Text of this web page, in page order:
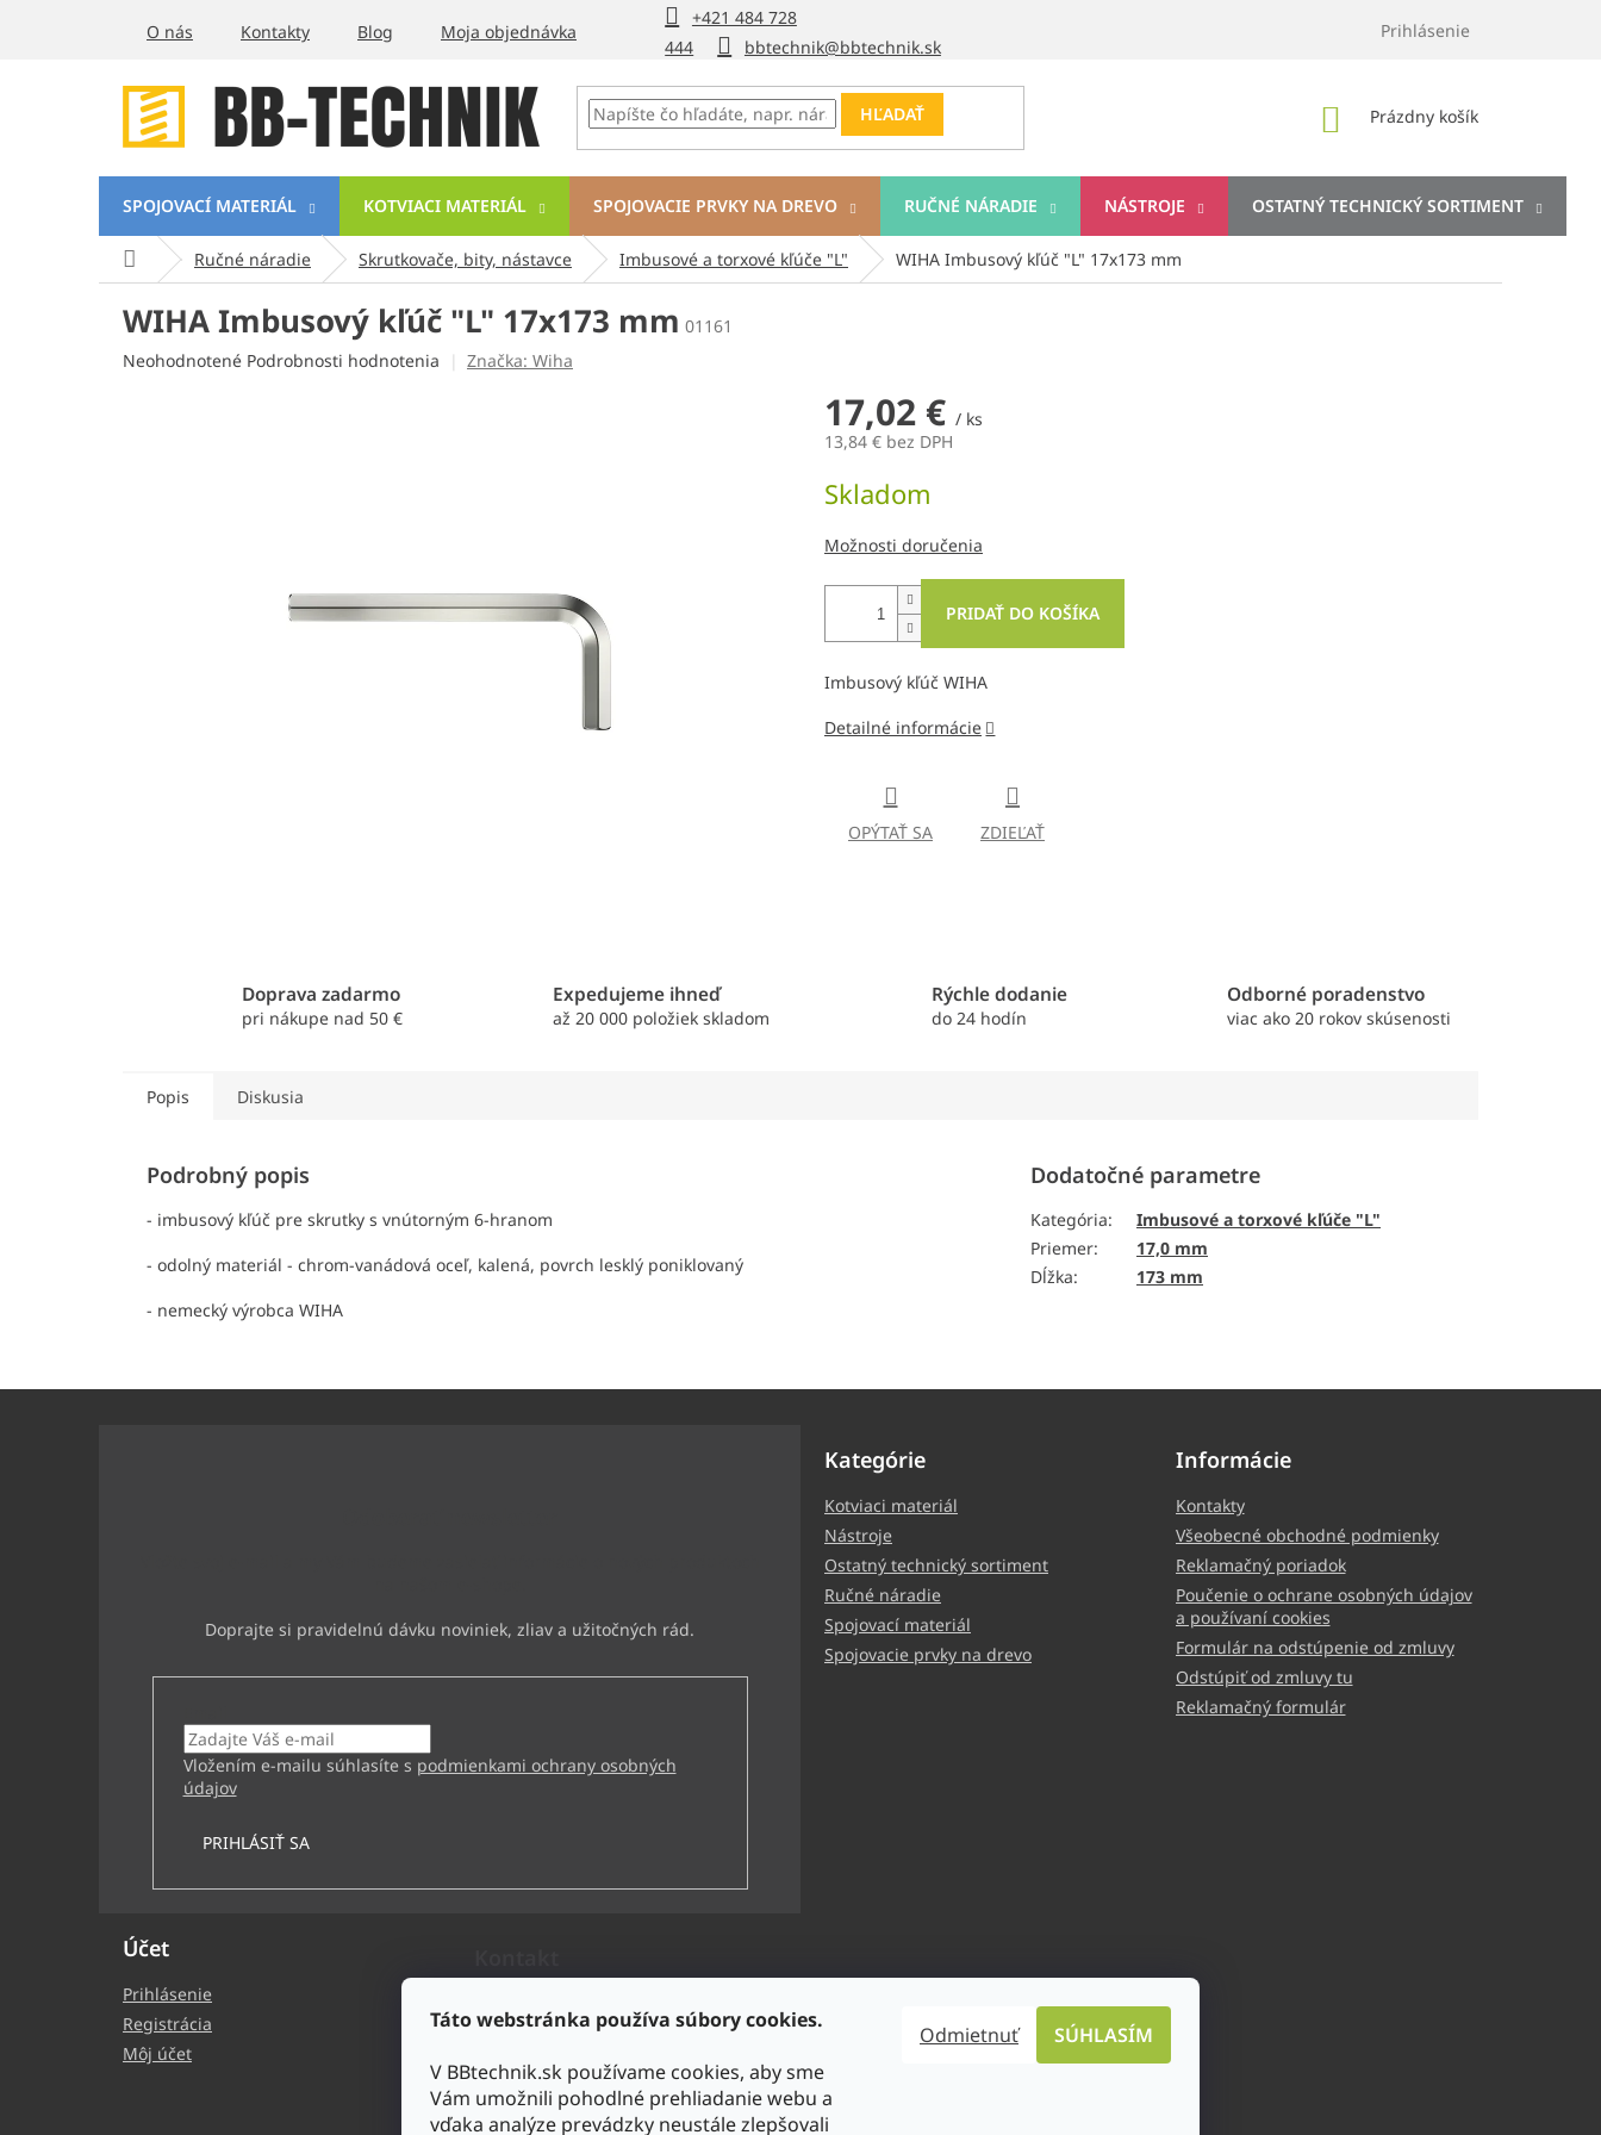
Táto webstránka používa súbory cookies.
V BBtechnik.sk používame cookies, aby sme
Vám umožnili pohodlné prehliadanie webu a
vďaka analýze prevádzky neustále zlepšovali
Odmietnuť SÚHLASÍM
+421 484 728
444
bbtechnik@bbtechnik.sk
O nás Kontakty Blog Moja objednávka Prihlásenie
HĽADAŤ
NÁKUPNÝ
Prázdny košík
SPOJOVACÍ MATERIÁL KOTVIACI MATERIÁL SPOJOVACIE PRVKY NA DREVO RUČNÉ NÁRADIE NÁSTROJE OSTATNÝ TECHNICKÝ SORTIMENT
DomovRučné náradie Skrutkovače, bity, nástavce Imbusové a torxové kľúče "L" WIHA Imbusový kľúč "L" 17x173 mm
WIHA Imbusový kľúč "L" 17x173 mm 01161
Priemerné
Neohodnotené Podrobnosti hodnotenia Značka: Wiha
17,02 € / ks
13,84 € bez DPH
cena:
Skladom
Možnosti doručenia
PRIDAŤ DO KOŠÍKA
Imbusový kľúč WIHA
Detailné informácie
OPÝTAŤ SA ZDIEĽAŤ
Doprava zadarmo
pri nákupe nad 50 €
Expedujeme ihneď
až 20 000 položiek skladom
Rýchle dodanie
do 24 hodín
Odborné poradenstvo
viac ako 20 rokov skúsenosti
Popis Diskusia
Podrobný popis
- imbusový kľúč pre skrutky s vnútorným 6-hranom
- odolný materiál - chrom-vanádová oceľ, kalená, povrch lesklý poniklovaný
- nemecký výrobca WIHA
Dodatočné parametre
Kategória:
Imbusové a torxové kľúče "L"
Priemer:
17,0 mm
Dĺžka: 173 mm
Vložením e-mailu súhlasíte s podmienkami ochrany osobných
údajov
PRIHLÁSIŤ SA
Kategórie
Kotviaci materiál
Nástroje
Ostatný technický sortiment
Ručné náradie
Spojovací materiál
Spojovacie prvky na drevo
Informácie
Kontakty
Všeobecné obchodné podmienky
Reklamačný poriadok
Poučenie o ochrane osobných údajov
a používaní cookies
Formulár na odstúpenie od zmluvy
Odstúpiť od zmluvy tu
Reklamačný formulár
Účet
Prihlásenie
Registrácia
Môj účet
bbtechnik
bbtechnik.sk
BB-TECHNIK s.r.o
bbtechnik